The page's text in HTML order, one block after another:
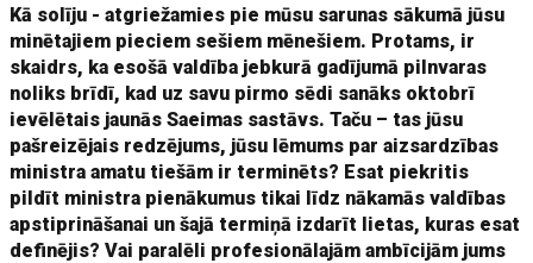
Kā solīju - atgriežamies pie mūsu sarunas sākumā jūsu
minētajiem pieciem sešiem mēnešiem. Protams, ir
skaidrs, ka esošā valdība jebkurā gadījumā pilnvaras
noliks brīdī, kad uz savu pirmo sēdi sanāks oktobrī
ievēlētais jaunās Saeimas sastāvs. Taču – tas jūsu
pašreizējais redzējums, jūsu lēmums par aizsardzības
ministra amatu tiešām ir terminēts? Esat piekritis
pildīt ministra pienākumus tikai līdz nākamās valdības
apstiprināšanai un šajā termiņā izdarīt lietas, kuras esat
definējis? Vai paralēli profesionālajām ambīcijām jums